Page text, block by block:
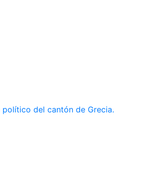
del cantón de Grecia.